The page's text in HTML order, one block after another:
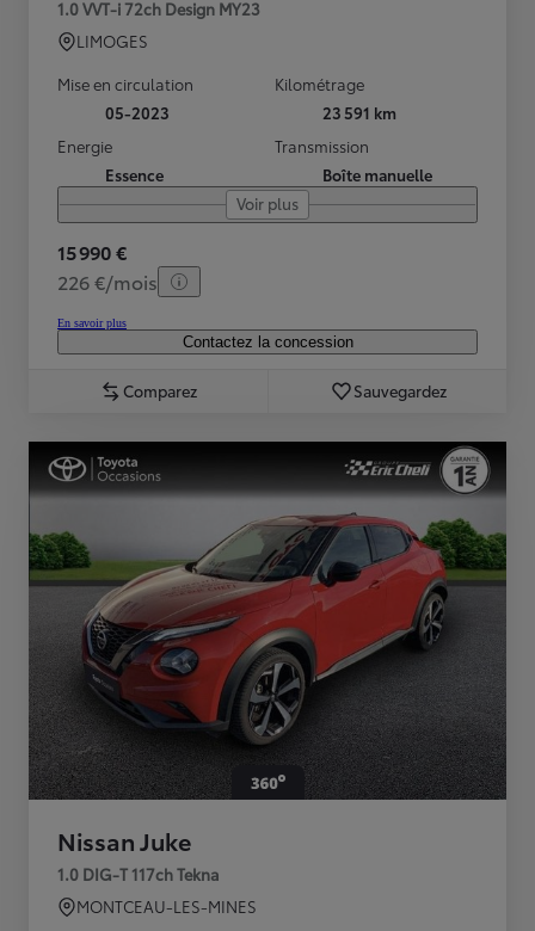
1.0 VVT-i 72ch Design MY23
LIMOGES
Mise en circulation
05-2023
Kilométrage
23 591 km
Energie
Essence
Transmission
Boîte manuelle
Voir plus
15 990 €
226 €/mois
En savoir plus
Contactez la concession
Comparez Sauvegardez
Nissan Juke
1.0 DIG-T 117ch Tekna
MONTCEAU-LES-MINES